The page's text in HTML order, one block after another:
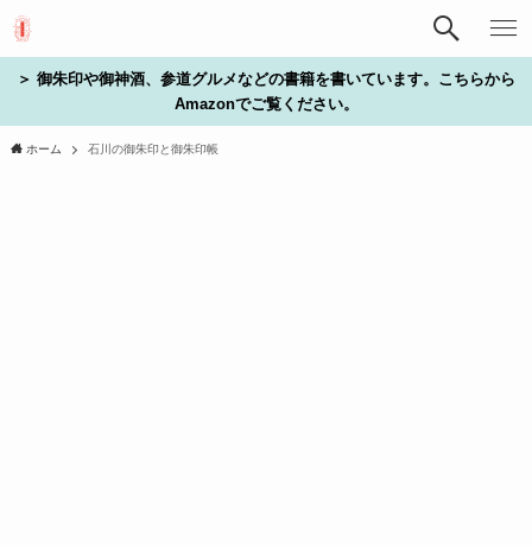
＞ 御朱印や御神酒、参道グルメなどの書籍を書いています。こちらから
Amazonでご覧ください。
ホーム 石川の御朱印と御朱印帳